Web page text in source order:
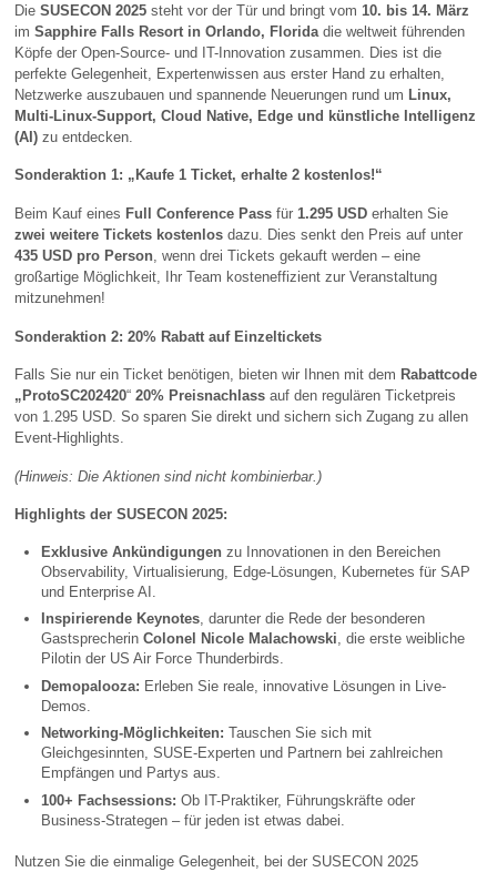
DieSUSECON 2025 steht vor der Tür und bringt vom 10. bis 14. März
imSapphire Falls Resort in Orlando, Florida die weltweit führenden
Köpfe der Open-Source- und IT-Innovation zusammen. Dies ist die
perfekte Gelegenheit, Expertenwissen aus erster Hand zu erhalten,
Netzwerke auszubauen und spannende Neuerungen rund um Linux,
Multi-Linux-Support, Cloud Native, Edge und künstliche Intelligenz
(AI) zu entdecken.
Sonderaktion 1: „Kaufe 1 Ticket, erhalte 2 kostenlos!“
Beim Kauf eines Full Conference Pass für 1.295 USD erhalten Sie
zwei weitere Tickets kostenlos dazu. Dies senkt den Preis auf unter
435 USD pro Person , wenn drei Tickets gekauft werden – eine
großartige Möglichkeit, Ihr Team kosteneffizient zur Veranstaltung
mitzunehmen!
Sonderaktion 2: 20% Rabatt auf Einzeltickets
Falls Sie nur ein Ticket benötigen, bieten wir Ihnen mit dem Rabattcode
„ProtoSC202420“20% Preisnachlass auf den regulären Ticketpreis
von 1.295 USD. So sparen Sie direkt und sichern sich Zugang zu allen
Event-Highlights.
(Hinweis: Die Aktionen sind nicht kombinierbar.)
Highlights der SUSECON 2025:
Exklusive Ankündigungen zu Innovationen in den Bereichen
Observability, Virtualisierung, Edge-Lösungen, Kubernetes für SAP
und Enterprise AI.
Inspirierende Keynotes, darunter die Rede der besonderen
GastsprecherinColonel Nicole Malachowski, die erste weibliche
Pilotin der US Air Force Thunderbirds.
Demopalooza: Erleben Sie reale, innovative Lösungen in Live-
Demos.
Networking-Möglichkeiten: Tauschen Sie sich mit
Gleichgesinnten, SUSE-Experten und Partnern bei zahlreichen
Empfängen und Partys aus.
100+ Fachsessions: Ob IT-Praktiker, Führungskräfte oder
Business-Strategen – für jeden ist etwas dabei.
Nutzen Sie die einmalige Gelegenheit, bei der SUSECON 2025